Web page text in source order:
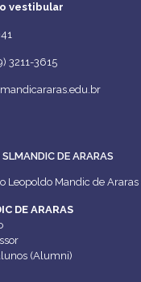
vestibular
3211-3615
DE ARARAS
Leopoldo Mandic de
DE ARARAS
(Alumni)